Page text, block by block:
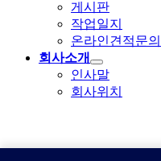
게시판
작업일지
온라인견적문의
회사소개
인사말
회사위치